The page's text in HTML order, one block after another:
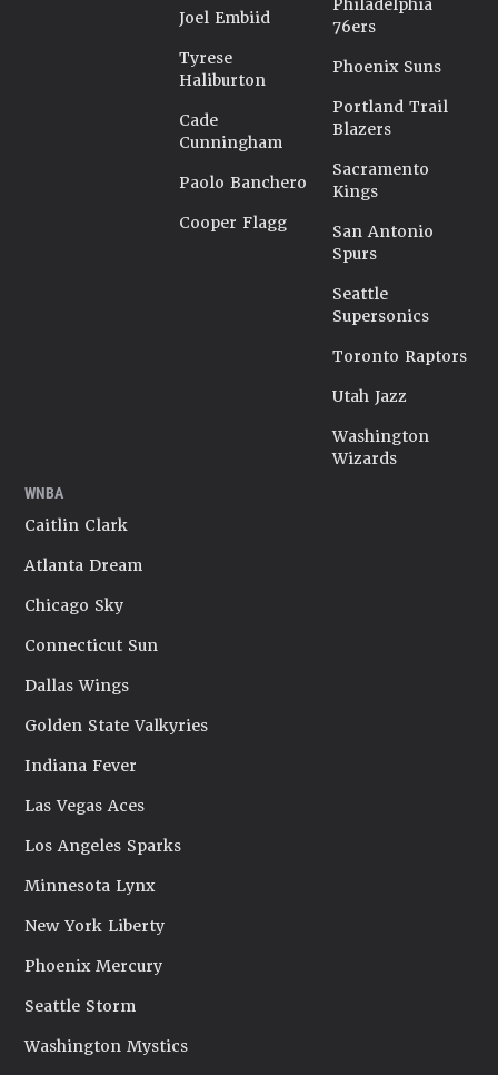
Joel Embiid
Tyrese
Haliburton
Cade
Cunningham
Paolo Banchero
Cooper Flagg
Philadelphia
76ers
Phoenix Suns
Portland Trail
Blazers
Sacramento
Kings
San Antonio
Spurs
Seattle
Supersonics
Toronto Raptors
Utah Jazz
Washington
Wizards
WNBA
Caitlin Clark
Atlanta Dream
Chicago Sky
Connecticut Sun
Dallas Wings
Golden State Valkyries
Indiana Fever
Las Vegas Aces
Los Angeles Sparks
Minnesota Lynx
New York Liberty
Phoenix Mercury
Seattle Storm
Washington Mystics